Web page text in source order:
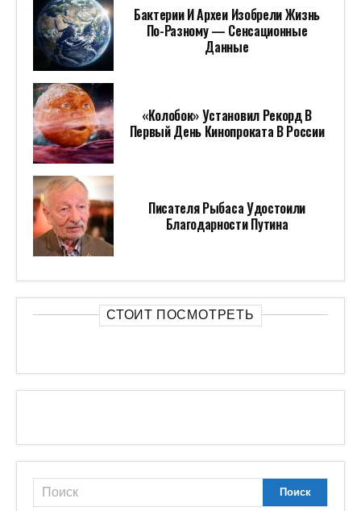
Бактерии И Археи Изобрели Жизнь
По-Разному — Сенсационные
Данные
«Колобок» Установил Рекорд В
Первый День Кинопроката В России
Писателя Рыбаса Удостоили
Благодарности Путина
СТОИТ ПОСМОТРЕТЬ